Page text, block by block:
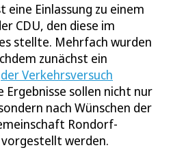
Einlassung zu einem
CDU, den diese im
stellte. Mehrfach wurden
zunächst ein
der Verkehrsversuch
Ergebnisse sollen nicht nur
nach Wünschen der
Rondorf-
werden.